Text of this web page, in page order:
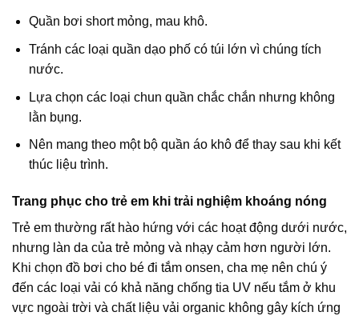
Quần bơi short mỏng, mau khô.
Tránh các loại quần dạo phố có túi lớn vì chúng tích
nước.
Lựa chọn các loại chun quần chắc chắn nhưng không
lằn bụng.
Nên mang theo một bộ quần áo khô để thay sau khi kết
thúc liệu trình.
Trang phục cho trẻ em khi trải nghiệm khoáng nóng
Trẻ em thường rất hào hứng với các hoạt động dưới nước,
nhưng làn da của trẻ mỏng và nhạy cảm hơn người lớn.
Khi chọn đồ bơi cho bé đi tắm onsen, cha mẹ nên chú ý
đến các loại vải có khả năng chống tia UV nếu tắm ở khu
vực ngoài trời và chất liệu vải organic không gây kích ứng